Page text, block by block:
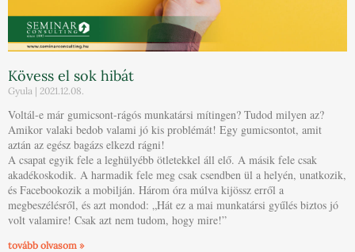
Kövess el sok hibát
Gyula 2021.12.08.
Voltál-e már gumicsont-rágós munkatársi mítingen? Tudod milyen az?
Amikor valaki bedob valami jó kis problémát! Egy gumicsontot, amit
aztán az egész bagázs elkezd rágni!
A csapat egyik fele a leghülyébb ötletekkel áll elő. A másik fele csak
akadékoskodik. A harmadik fele meg csak csendben ül a helyén, unatkozik,
és Facebookozik a mobilján. Három óra múlva kijössz erről a
megbeszélésről, és azt mondod: „Hát ez a mai munkatársi gyűlés biztos jó
volt valamire! Csak azt nem tudom, hogy mire!”
tovább olvasom »